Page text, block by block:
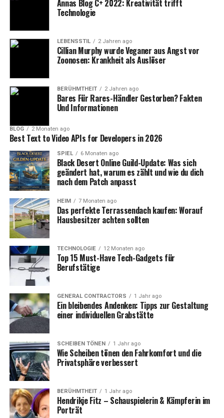
Veränderungen im Markt reagieren konnte.
Schnelle Produktentwicklung
und Time-to-Market
Geschwindigkeit, mit der neue Produkte entwickelt und
auf den Markt gebracht wurden. Im Vergleich zu
traditionellen Modeunternehmen, die oft Monate
produzieren, konnte Lesara diesen Prozess auf wenige
Wochen verkürzen. Dies war möglich, weil das
Unternehmen eng mit seinen Lieferanten
zusammenarbeitete und einen agilen
Produktentwicklungsprozess implementierte.
Lesara nutzte auch das Feedback seiner Kunden, um die
Produktentwicklung kontinuierlich zu verbessern. Durch
die Analyse von Kundenbewertungen und -
kommentaren konnte das Unternehmen schnell auf
Kritik reagieren und seine Produkte entsprechend
anpassen. Dieser iterative Prozess führte dazu, dass
Lesara nicht nur neue Trends schneller aufgriff,
sondern auch die Qualität seiner Produkte stetig
verbesserte.
Ein weiteres Thema zum Lesen:klaus hallhuber
traueranzeige
Digitale Marketingstrategien
und Kundenbindung
Im Bereich des Marketings setzte Lesara stark auf
digitale Kanäle, um seine Zielgruppe zu erreichen. Durch
Annas Blog C+ 2022: Kreativität trifft
Technologie
LEBENSSTIL 2 Jahren ago
Cillian Murphy wurde Veganer aus Angst vor
Zoonosen: Krankheit als Auslöser
BERÜHMTHEIT 2 Jahren ago
Bares Für Rares-Händler Gestorben? Fakten
Und Informationen
BLOG 2 Monaten ago
Best Text to Video APIs for Developers in 2026
SPIEL 6 Monaten ago
Black Desert Online Guild-Update: Was sich
geändert hat, warum es zählt und wie du dich
nach dem Patch anpasst
HEIM 7 Monaten ago
Das perfekte Terrassendach kaufen: Worauf
Hausbesitzer achten sollten
TECHNOLOGIE 12 Monaten ago
Top 15 Must-Have Tech-Gadgets für
Berufstätige
GENERAL CONTRACTORS 1 Jahr ago
Ein bleibendes Andenken: Tipps zur Gestaltung
einer individuellen Grabstätte
SCHEIBEN TÖNEN 1 Jahr ago
Wie Scheiben tönen den Fahrkomfort und die
Privatsphäre verbessert
BERÜHMTHEIT 1 Jahr ago
Hendrikje Fitz – Schauspielerin & Kämpferin im
Porträt